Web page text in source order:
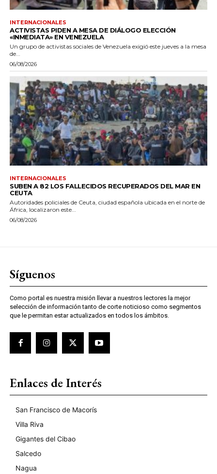
INTERNACIONALES
ACTIVISTAS PIDEN A MESA DE DIÁLOGO ELECCIÓN
«INMEDIATA» EN VENEZUELA
Un grupo de activistas sociales de Venezuela exigió este jueves a la mesa
de...
06/08/2026
INTERNACIONALES
SUBEN A 82 LOS FALLECIDOS RECUPERADOS DEL MAR EN
CEUTA
Autoridades policiales de Ceuta, ciudad española ubicada en el norte de
África, localizaron este...
06/08/2026
Síguenos
Como portal es nuestra misión llevar a nuestros lectores la mejor
selección de información tanto de corte noticioso como segmentos
que le permitan estar actualizados en todos los ámbitos.
Enlaces de Interés
San Francisco de Macorís
Villa Riva
Gigantes del Cibao
Salcedo
Nagua